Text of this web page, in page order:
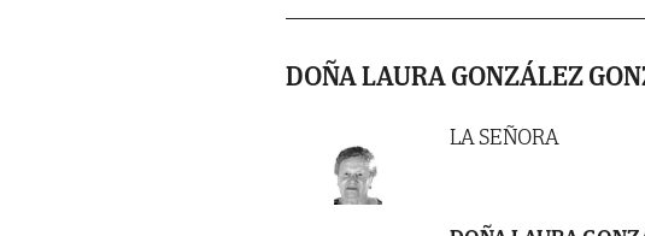
DOÑA LAURA GONZÁLEZ
LA SEÑORA